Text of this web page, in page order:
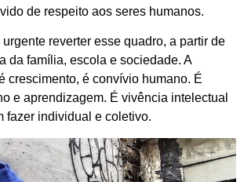
de respeito aos seres humanos.
reverter esse quadro, a partir de
da família, escola e sociedade. A
crescimento, é convívio humano. É
e aprendizagem. É vivência intelectual
fazer individual e coletivo.